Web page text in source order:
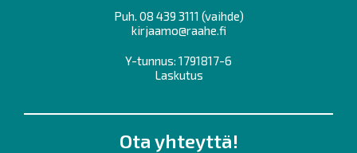
Puh. 08 439 3111 (vaihde)
kirjaamo@raahe.fi
Y-tunnus: 1791817-6
Laskutus
Ota yhteyttä!